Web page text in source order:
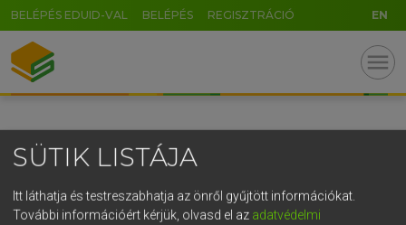
BELÉPÉS EDUID-VAL BELÉPÉS REGISZTRÁCIÓ EN
menu
SÜTIK LISTÁJA
Itt láthatja és testreszabhatja az önről gyűjtött információkat.
További információért kérjük, olvasd el az adatvédelmi
GR
5
g h k l
v b n m , . - AltGr